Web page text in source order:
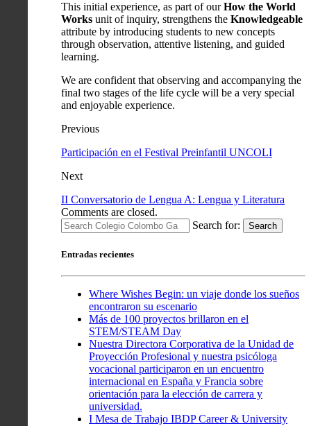
This initial experience, as part of ourHow the World
Works unit of inquiry, strengthens the Knowledgeable
attribute by introducing students to new concepts
through observation, attentive listening, and guided
learning.
We are confident that observing and accompanying the
final two stages of the life cycle will be a very special
and enjoyable experience.
Previous
Participación en el Festival Preinfantil UNCOLI
Next
II Conversatorio de Lengua A: Lengua y Literatura
Comments are closed.
Search for:
Search
Entradas recientes
Where Wishes Begin: un viaje donde los sueños
encontraron su escenario
Más de 100 proyectos brillaron en el
STEM/STEAM Day
Nuestra Directora Corporativa de la Unidad de
Proyección Profesional y nuestra psicóloga
vocacional participaron en un encuentro
internacional en España y Francia sobre
orientación para la elección de carrera y
universidad.
I Mesa de Trabajo IBDP Career & University